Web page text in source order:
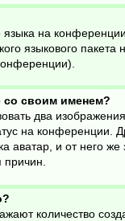
на
языкового
со своим именем?
два
на конференции.
аватар, и от него
количество